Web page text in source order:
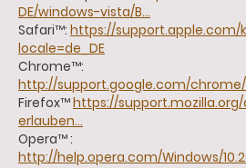
DE/windows-vista/B...
Safari™: https://support.apple.com/
locale=de_DE
Chrome™:
http://support.google.com/chrome/
Firefox™https://
erlauben...
Opera™ :
http://help.opera.com/Windows/